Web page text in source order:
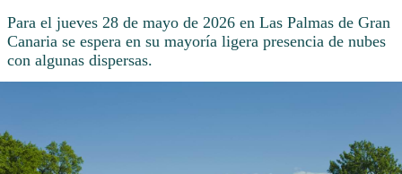
Para el jueves 28 de mayo de 2026 en Las Palmas de Gran
Canaria se espera en su mayoría ligera presencia de nubes
con algunas dispersas.